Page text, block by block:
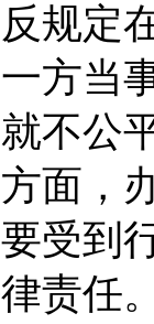
规定
方当
不公
面，
受到
责任